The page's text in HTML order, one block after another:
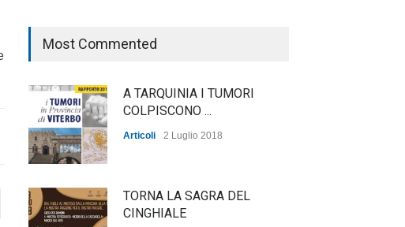
Most Commented
A TARQUINIA I TUMORI
COLPISCONO ...
Articoli 2 Luglio 2018
TORNA LA SAGRA DEL
CINGHIALE